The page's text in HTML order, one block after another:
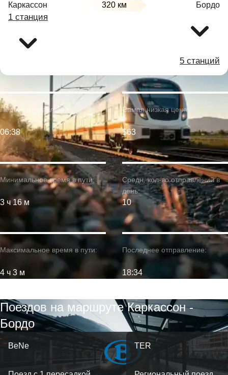
Каркассон 320 км Бордо
1 станция
5 станций
Минимальное время в пути:
3 ч 16 м
Первое отправление:
06:38
Максимальное время в пути:
4 ч 3 м
Самая низкая цена:
$63
Средн. кол-во отправлений в
день:
10
Последнее отправление:
18:34
Поездов на маршруте Каркассон -
Бордо
BeNe TER